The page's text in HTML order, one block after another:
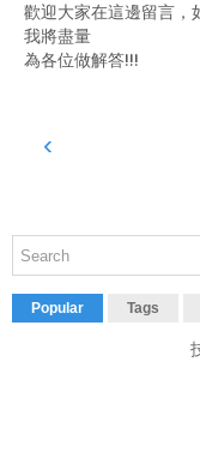
歡迎大家在這邊留言，
我將盡量
為各位做解答!!!
‹
Popular Tags